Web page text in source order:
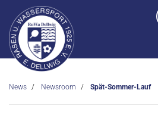
News Newsroom Spät-Sommer-Lauf